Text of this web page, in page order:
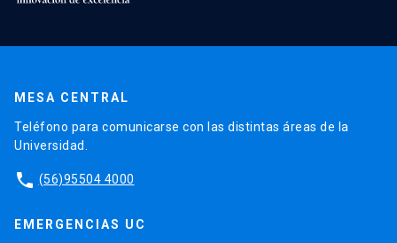
MESA CENTRAL
Teléfono para comunicarse con las distintas áreas de la
Universidad.
phone (56)95504 4000
EMERGENCIAS UC